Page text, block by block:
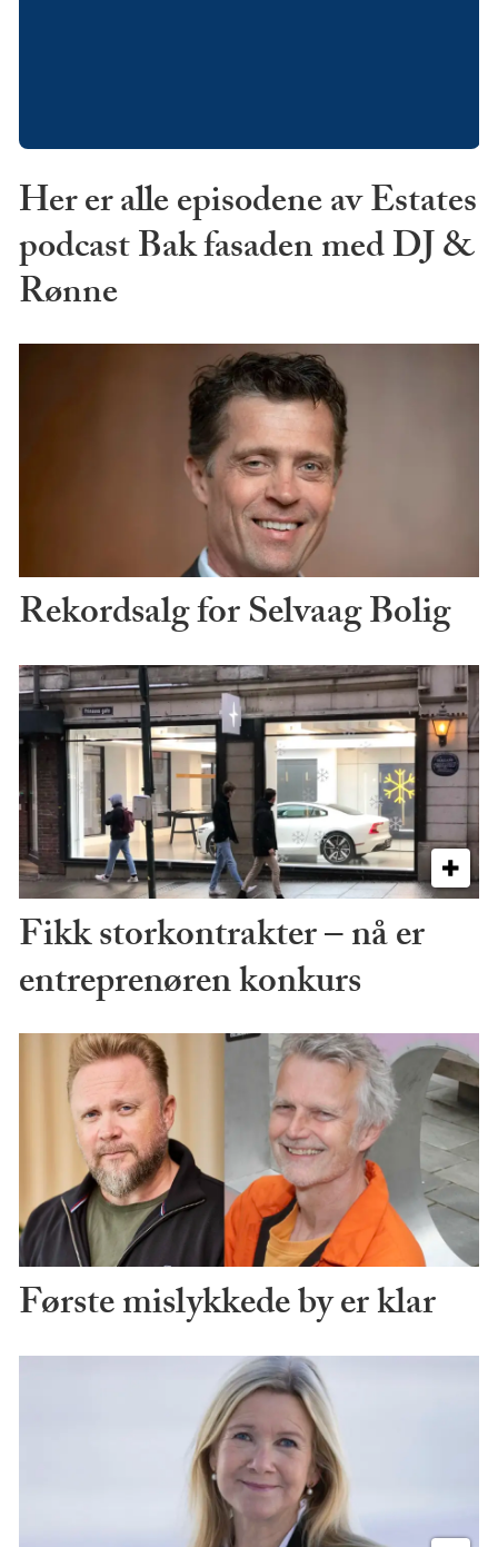
Her er alle episodene av Estates
podcast Bak fasaden med DJ &
Rønne
Rekordsalg for Selvaag Bolig
Fikk storkontrakter – nå er
entreprenøren konkurs
Første mislykkede by er klar